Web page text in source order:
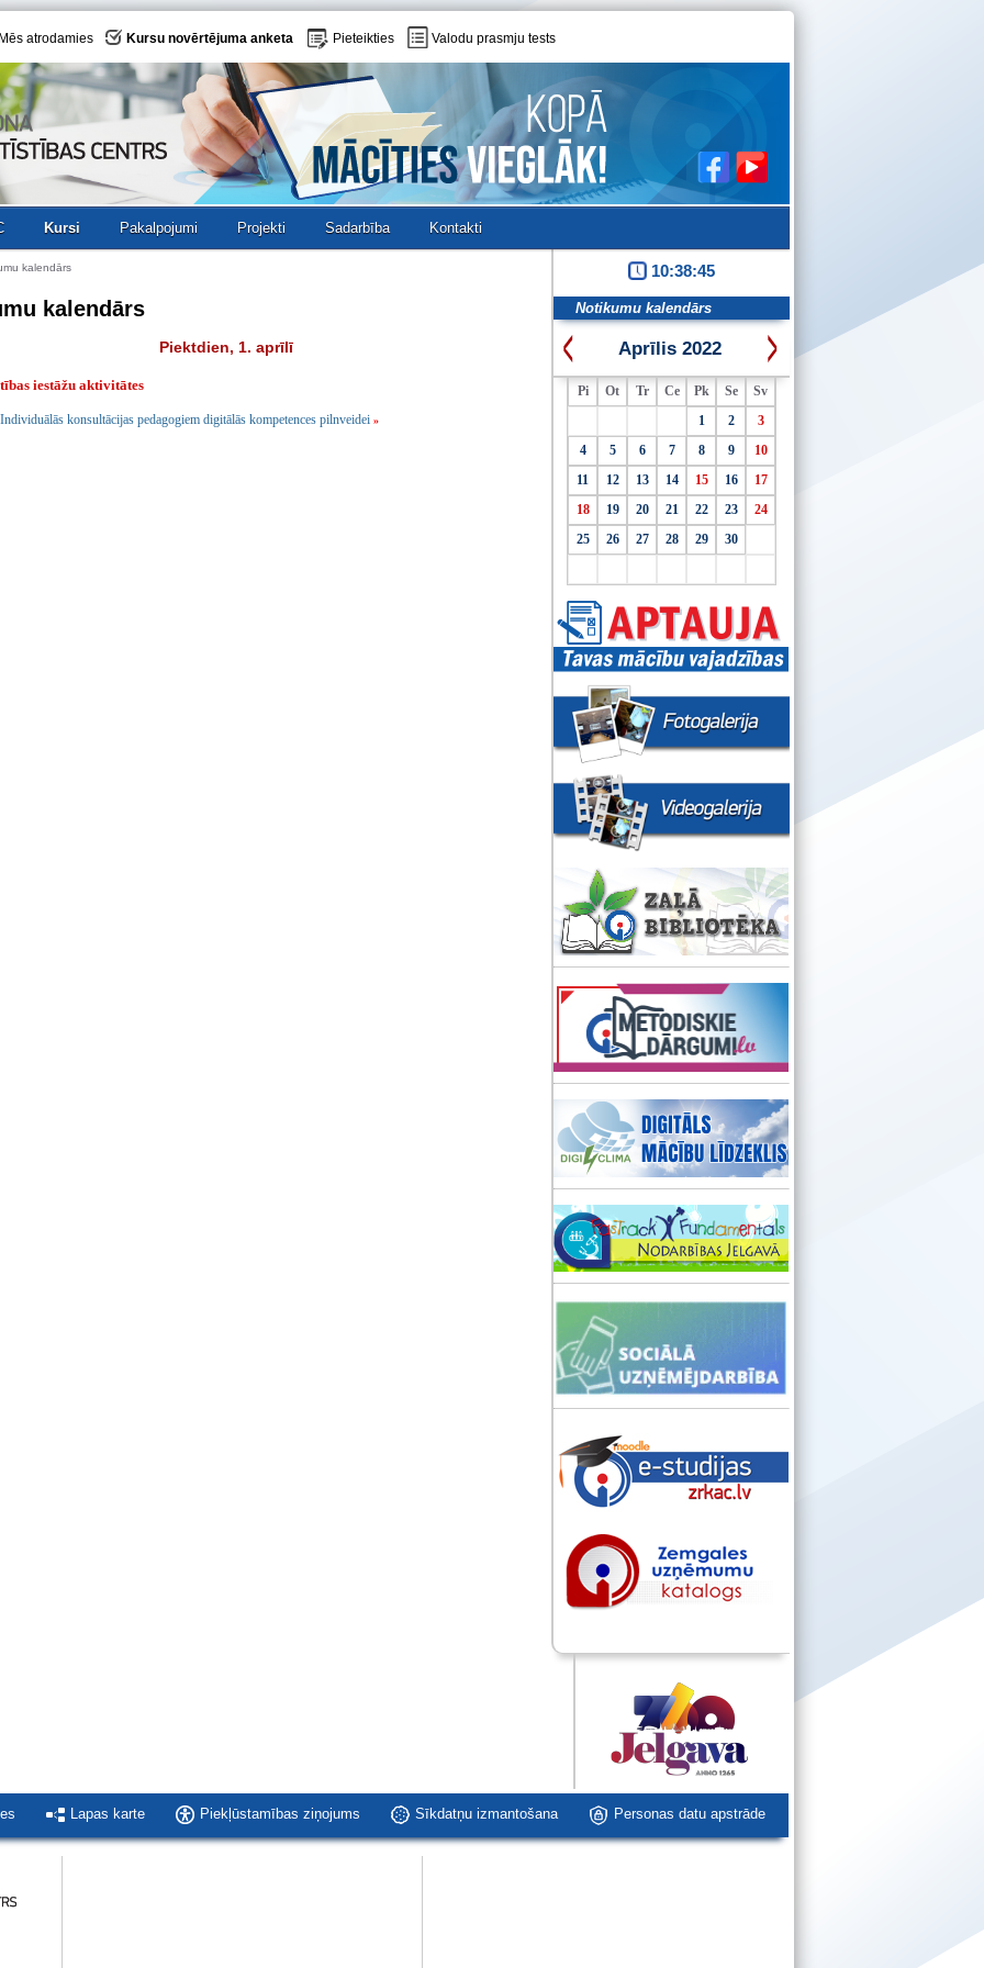
Mēs atrodamies Kursu novērtējuma anketa Pieteikties Valodu prasmju tests
Kursi Pakalpojumi Projekti Sadarbība Kontakti
kalendārs
kalendārs
Piektdien, 1. aprīlī
iestāžu aktivitātes
Individuālās konsultācijas pedagogiem digitālās kompetences pilnveidei »
10:38:46
Notikumu kalendārs
Aprīlis 2022
Pi Ot Tr Ce Pk Se
Sv
1
2
3
4
5 6 7 8 9
10
11
12 13 14 15 16
17
18
19 20 21 22 23
24
25
26 27 28 29 30
Lapas karte Piekļūstamības ziņojums Sīkdatņu izmantošana Personas datu apstrāde